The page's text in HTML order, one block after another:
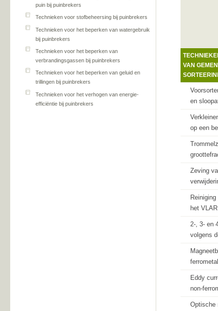
puin bij puinbrekers
Technieken voor stofbeheersing bij puinbrekers
Technieken voor het beperken van watergebruik
bij puinbrekers
Technieken voor het beperken van
verbrandingsgassen bij puinbrekers
Technieken voor het beperken van geluid en
trillingen bij puinbrekers
Technieken voor het verhogen van energie-
efficiëntie bij puinbrekers
VAN
en
op een
Zeving
het
2-, 3- en
volgens
Eddy
non-
Optische